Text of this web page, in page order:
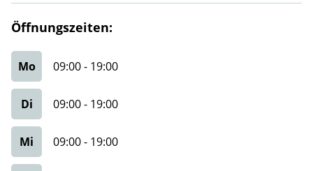
Öffnungszeiten:
Mo 09:00- 19:00
Di 09:00- 19:00
Mi 09:00- 19:00